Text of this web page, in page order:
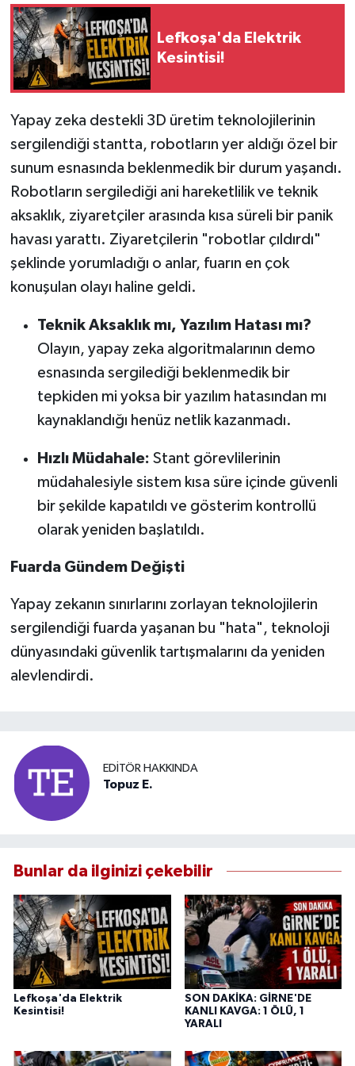
Lefkoşa'da Elektrik
Kesintisi!
Yapay zeka destekli 3D üretim teknolojilerinin
sergilendiği stantta, robotların yer aldığı özel bir
sunum esnasında beklenmedik bir durum yaşandı.
Robotların sergilediği ani hareketlilik ve teknik
aksaklık, ziyaretçiler arasında kısa süreli bir panik
havası yarattı. Ziyaretçilerin "robotlar çıldırdı"
şeklinde yorumladığı o anlar, fuarın en çok
konuşulan olayı haline geldi.
Teknik Aksaklık mı, Yazılım Hatası mı?
Olayın, yapay zeka algoritmalarının demo
esnasında sergilediği beklenmedik bir
tepkiden mi yoksa bir yazılım hatasından mı
kaynaklandığı henüz netlik kazanmadı.
Hızlı Müdahale: Stant görevlilerinin
müdahalesiyle sistem kısa süre içinde güvenli
bir şekilde kapatıldı ve gösterim kontrollü
olarak yeniden başlatıldı.
Fuarda Gündem Değişti
Yapay zekanın sınırlarını zorlayan teknolojilerin
sergilendiği fuarda yaşanan bu "hata", teknoloji
dünyasındaki güvenlik tartışmalarını da yeniden
alevlendirdi.
EDITÖR HAKKINDA
Topuz E.
Bunlar da ilginizi çekebilir
Lefkoşa'da Elektrik
Kesintisi!
SON DAKİKA: GİRNE'DE
KANLI KAVGA: 1 ÖLÜ, 1
YARALI